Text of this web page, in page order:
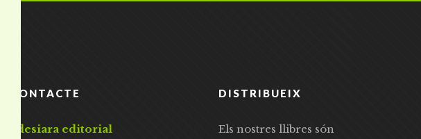
CONTACTE
adesiara editorial
DISTRIBUEIX
Els nostres llibres són